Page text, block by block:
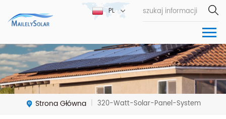
PL
Strona Główna | 320-Watt-Solar-Panel-System